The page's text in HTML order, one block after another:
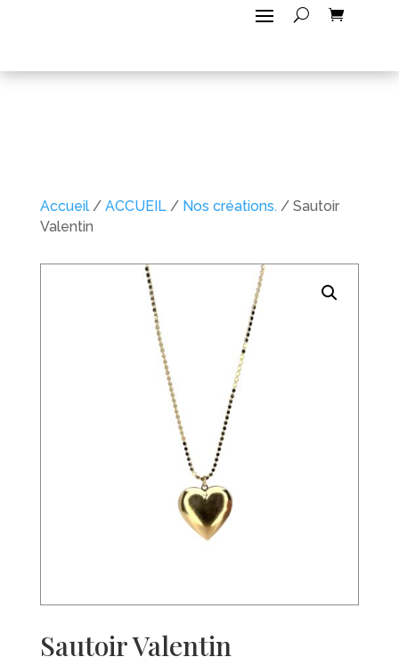
Accueil/ ACCUEIL/ Nos créations./ Sautoir
Valentin
Sautoir Valentin